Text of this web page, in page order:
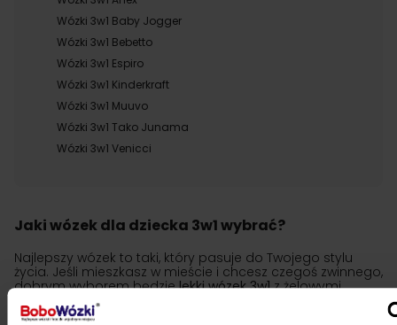
Wózki 3w1 Baby Jogger
Wózki 3w1 Bebetto
Wózki 3w1 Espiro
Wózki 3w1 Kinderkraft
Wózki 3w1 Muuvo
Wózki 3w1 Tako Junama
Wózki 3w1 Venicci
Jaki wózek dla dziecka 3w1 wybrać?
Najlepszy wózek to taki, który pasuje do Twojego stylu
życia. Jeśli mieszkasz w mieście i chcesz czegoś zwinnego,
dobrym wyborem będzielekki wózek 3w1z żelowymi
kołami. Jeśli częściej spacerujesz po nierównych drogach,
wybierz model z większą amortyzacją. Ważne: zawsze